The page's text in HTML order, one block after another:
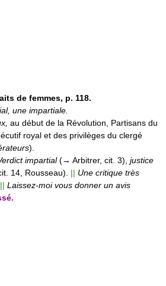
de femmes, p. 118.
une impartiale.
au début de la Révolution, Partisans du
royal et des privilèges du clergé
).
impartial(→ Arbitrer, cit. 3), justice
14, Rousseau). || Une critique très
|| Laissez-moi vous donner un avis